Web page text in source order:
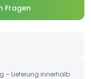
Fragen
– Lieferung innerhalb